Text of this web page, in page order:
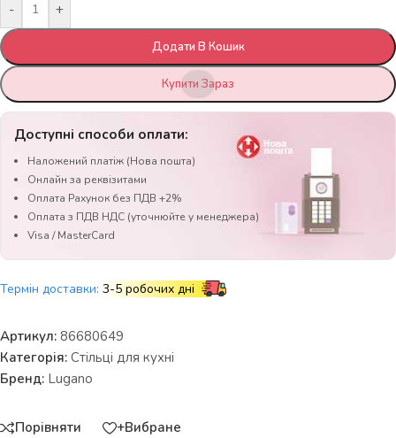
- +
Додати В Кошик
Купити Зараз
Доступні способи оплати:
Наложений платіж (Нова пошта)
Онлайн за реквізитами
Оплата Рахунок без ПДВ +2%
Оплата з ПДВ НДС (уточнюйте у менеджера)
Visa / MasterCard
Термін доставки: 3-5 робочих дні
Артикул: 86680649
Категорія: Стільці для кухні
Бренд: Lugano
Порівняти +Вибране